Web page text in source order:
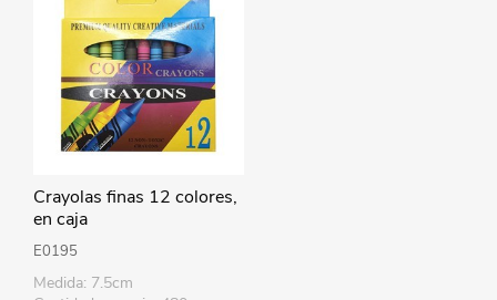
Crayolas finas 12 colores,
en caja
E0195
Medida: 7.5cm